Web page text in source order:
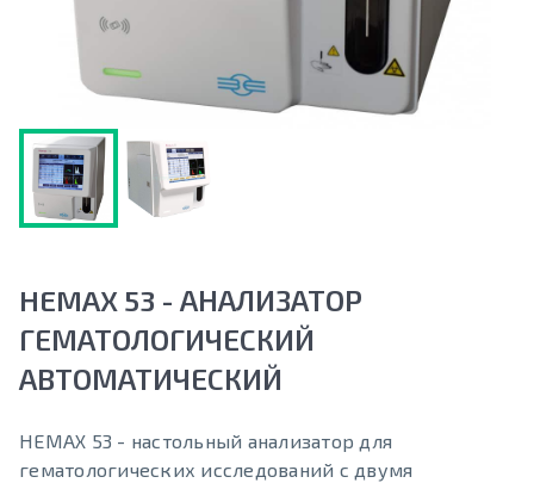
HEMAX 53 - АНАЛИЗАТОР
ГЕМАТОЛОГИЧЕСКИЙ
АВТОМАТИЧЕСКИЙ
HEMAX 53 - настольный анализатор для
гематологических исследований с двумя